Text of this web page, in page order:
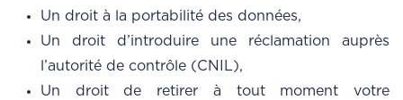
Un droit à la portabilité des données,
Un droit d’introduire une réclamation auprès
l’autorité de contrôle (CNIL),
Un droit de retirer à tout moment votre